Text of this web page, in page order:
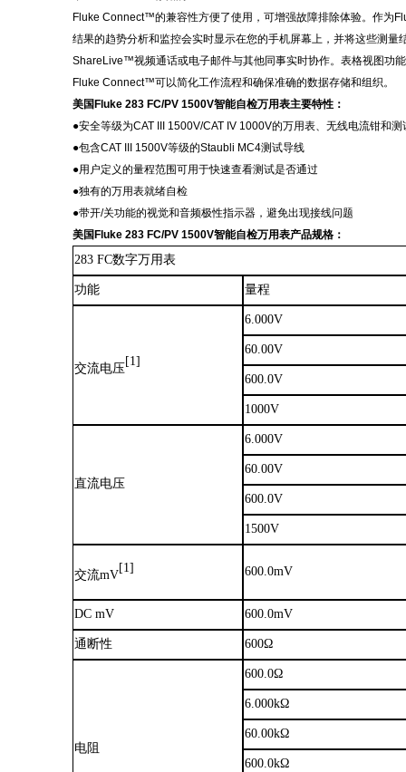
Fluke Connect™的兼容性方便了使用，可增强故障排除体验。作为
结果的趋势分析和监控会实时显示在您的手机屏幕上，并将这些测
ShareLive™视频通话或电子邮件与其他同事实时协作。表格视图功
Fluke Connect™可以简化工作流程和确保准确的数据存储和组织。
美国 Fluke 283 FC/PV 1500V智能自检万用表主要特性 ：
●安全等级为CAT III 1500V/CAT IV 1000V的万用表、无线电流钳和测
●包含CAT III 1500V等级的Staubli MC4测试导线
●用户定义的量程范围可用于快速查看测试是否通过
●独有的万用表就绪自检
●带开/关功能的视觉和音频极性指示器，避免出现接线问题
美国 Fluke 283 FC/PV 1500V智能自检万用表产品规格：
283 FC数字万用表
功能 量程
交流电压
[1]
6.000V
60.00V
600.0V
1000V
直流电压
6.000V
60.00V
600.0V
1500V
交流mV
[1] 600.0mV
DC mV 600.0mV
通断性 600Ω
电阻
600.0Ω
6.000kΩ
60.00kΩ
600.0kΩ